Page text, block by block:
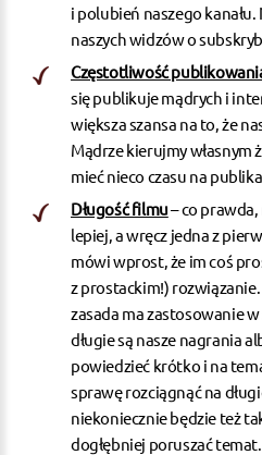
i polubień naszego
naszych widzów o
Częstotliwość
się publikuje mądrych i
większa szansa na to, że
Mądrze kierujmy własnym
mieć nieco czasu na
Długość filmu– co
lepiej, a wręcz jedna z
mówi wprost, że im coś
z prostackim!)
zasada ma zastosowanie
długie są nasze nagrania
powiedzieć krótko i na
sprawę rozciągnąć na
niekoniecznie będzie też
dogłębniej poruszać